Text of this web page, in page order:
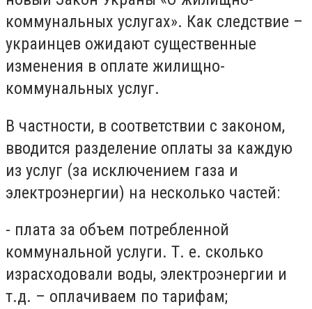
коммунальных услугах». Как следствие –
украинцев ожидают существенные
изменения в оплате жилищно-
коммунальных услуг.
В частности, в соответствии с законом,
вводится разделение оплаты за каждую
из услуг (за исключением газа и
электроэнергии) на несколько частей:
- плата за объем потребленной
коммунальной услуги. Т. е. сколько
израсходовали воды, электроэнергии и
т.д. – оплачиваем по тарифам;